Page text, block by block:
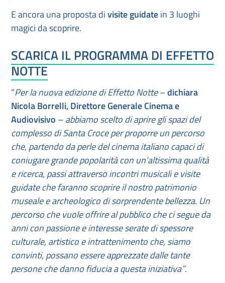
E ancora una proposta divisite guidatein 3 luoghi
magici da scoprire.
SCARICA IL PROGRAMMA DI EFFETTO
NOTTE
“Per la nuova edizione di Effetto Notte–dichiara
Nicola Borrelli, Direttore Generale Cinema e
Audiovisivo –abbiamo scelto di aprire gli spazi del
complesso di Santa Croce per proporre un percorso
che, partendo da perle del cinema italiano capaci di
coniugare grande popolarità con un’altissima qualità
e ricerca, passi attraverso incontri musicali e visite
guidate che faranno scoprire il nostro patrimonio
museale e archeologico di sorprendente bellezza. Un
percorso che vuole offrire al pubblico che ci segue da
anni con passione e interesse serate di spessore
culturale, artistico e intrattenimento che, siamo
convinti, possano essere apprezzate dalle tante
persone che danno fiducia a questa iniziativa”.